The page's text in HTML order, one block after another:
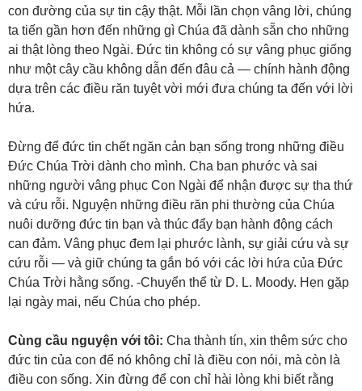
con đường của sự tin cậy thật. Mỗi lần chọn vâng lời, chúng
ta tiến gần hơn đến những gì Chúa đã dành sẵn cho những
ai thật lòng theo Ngài. Đức tin không có sự vâng phục giống
như một cây cầu không dẫn đến đâu cả — chính hành động
dựa trên các điều răn tuyệt vời mới đưa chúng ta đến với lời
hứa.
Đừng để đức tin chết ngăn cản bạn sống trong những điều
Đức Chúa Trời dành cho mình. Cha ban phước và sai
những người vâng phục Con Ngài để nhận được sự tha thứ
và cứu rỗi. Nguyện những điều răn phi thường của Chúa
nuôi dưỡng đức tin bạn và thúc đẩy bạn hành động cách
can đảm. Vâng phục đem lại phước lành, sự giải cứu và sự
cứu rỗi — và giữ chúng ta gắn bó với các lời hứa của Đức
Chúa Trời hằng sống. -Chuyển thể từ D. L. Moody. Hẹn gặp
lại ngày mai, nếu Chúa cho phép.
Cùng cầu nguyện với tôi: Cha thành tín, xin thêm sức cho
đức tin của con để nó không chỉ là điều con nói, mà còn là
điều con sống. Xin đừng để con chỉ hài lòng khi biết rằng